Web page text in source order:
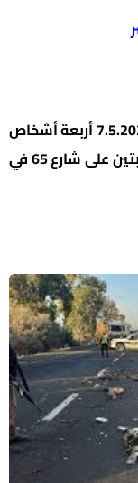
اصيب بعد ظهر اليوم الأربعاء، الموافق 7.5.2025 أربعة أشخاص
من جرّاء حادث طرق وقع بين شاحنة ومركبتين على شارع 65 في